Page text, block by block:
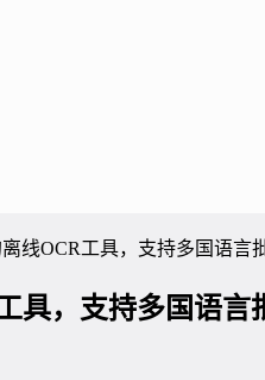
线OCR工具，支持多国语言
具，支持多国语言